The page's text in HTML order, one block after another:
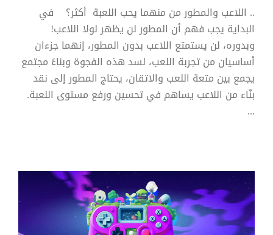
.. اللاعب والمطور من منهما يحب اللعبة أكثر؟ في
البداية يجب فهم أن المطور لن يظهر لولا اللاعب!
وبدوره، لن يستمتع اللاعب بدون المطور، إنهما جزءان
أساسيان من تجربة اللعب، لسد هذه الفجوة وبناءً مجتمع
يجمع بين متعة اللعب والاتقان، يحتاج المطور إلى نقد
بنّاء من اللاعب يساهم في تحسين ورفع مستوى اللعبة.
...